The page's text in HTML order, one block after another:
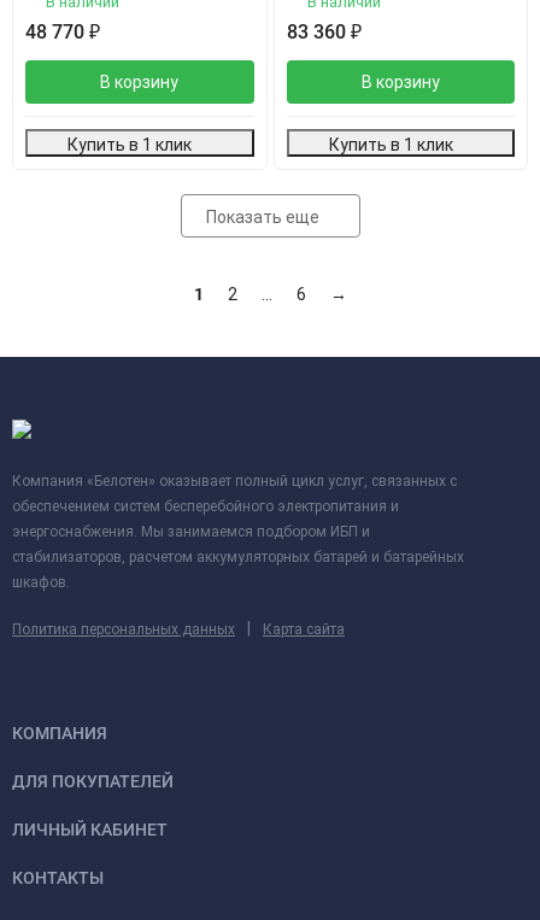
48 770 ₽
В корзину
Купить в 1 клик
83 360 ₽
В корзину
Купить в 1 клик
Показать еще
1 2 6 →
Компания «Белотен» оказывает полный цикл услуг, связанных с
обеспечением систем бесперебойного электропитания и
энергоснабжения. Мы занимаемся подбором ИБП и
стабилизаторов, расчетом аккумуляторных батарей и батарейных
шкафов.
Политика персональных данных Карта сайта
КОМПАНИЯ
ДЛЯ ПОКУПАТЕЛЕЙ
ЛИЧНЫЙ КАБИНЕТ
КОНТАКТЫ